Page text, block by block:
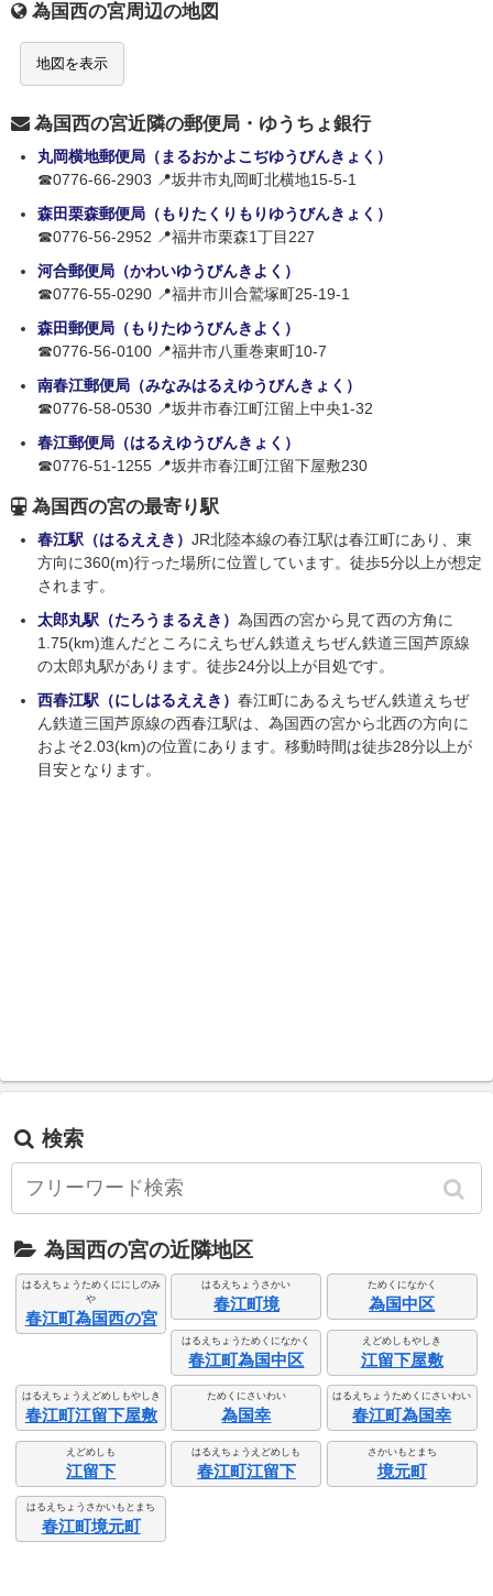
為国西の宮周辺の地図
地図を表示
為国西の宮近隣の郵便局・ゆうちょ銀行
丸岡横地郵便局（まるおかよこぢゆうびんきょく）
☎0776-66-2903 📍坂井市丸岡町北横地15-5-1
森田栗森郵便局（もりたくりもりゆうびんきょく）
☎0776-56-2952 📍福井市栗森1丁目227
河合郵便局（かわいゆうびんきよく）
☎0776-55-0290 📍福井市川合鷲塚町25-19-1
森田郵便局（もりたゆうびんきよく）
☎0776-56-0100 📍福井市八重巻東町10-7
南春江郵便局（みなみはるえゆうびんきょく）
☎0776-58-0530 📍坂井市春江町江留上中央1-32
春江郵便局（はるえゆうびんきょく）
☎0776-51-1255 📍坂井市春江町江留下屋敷230
為国西の宮の最寄り駅
春江駅（はるええき） JR北陸本線の春江駅は春江町にあり、東
方向に360(m)行った場所に位置しています。徒歩5分以上が想定
されます。
太郎丸駅（たろうまるえき） 為国西の宮から見て西の方角に
1.75(km)進んだところにえちぜん鉄道えちぜん鉄道三国芦原線
の太郎丸駅があります。徒歩24分以上が目処です。
西春江駅（にしはるええき） 春江町にあるえちぜん鉄道えちぜ
ん鉄道三国芦原線の西春江駅は、為国西の宮から北西の方向に
およそ2.03(km)の位置にあります。移動時間は徒歩28分以上が
目安となります。
検索
為国西の宮の近隣地区
はるえちょうためくににしのみ
や
春江町為国西の宮
はるえちょうさかい
春江町境
ためくになかく
為国中区
はるえちょうためくになかく
春江町為国中区
えどめしもやしき
江留下屋敷
はるえちょうえどめしもやしき
春江町江留下屋敷
ためくにさいわい
為国幸
はるえちょうためくにさいわい
春江町為国幸
えどめしも
江留下
はるえちょうえどめしも
春江町江留下
さかいもとまち
境元町
はるえちょうさかいもとまち
春江町境元町